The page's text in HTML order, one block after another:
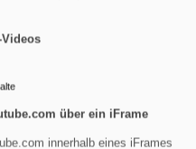
- Tennenlohe
Web
über ein iFrame
innerhalb eines iFrames